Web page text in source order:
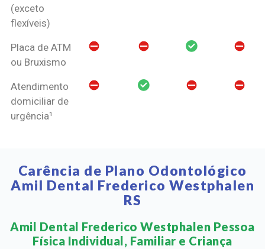
(exceto
flexíveis)
Placa de ATM
ou Bruxismo
Atendimento
domiciliar de
urgência¹
Carência de Plano Odontológico
Amil Dental Frederico Westphalen
RS
Amil Dental Frederico Westphalen Pessoa
Física Individual, Familiar e Criança​